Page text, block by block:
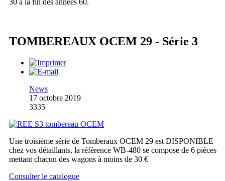
30 à la fin des années 60.
TOMBEREAUX OCEM 29 - Série 3
News
17 octobre 2019
3335
Une troisième série de Tomberaux OCEM 29 est DISPONIBLE
chez vos détaillants, la référence WB-480 se compose de 6 pièces
mettant chacun des wagons à moins de 30 €
Consulter le catalogue